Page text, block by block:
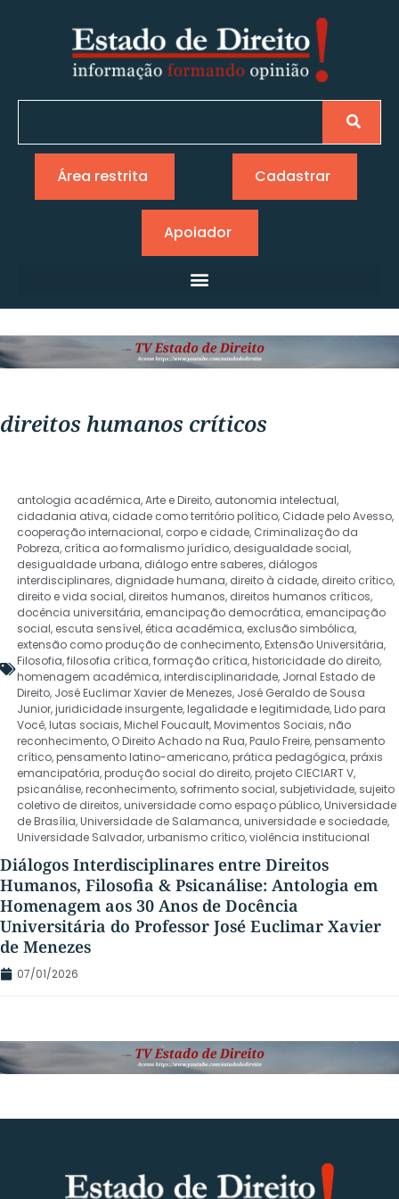
Área restrita Cadastrar
Apoiador
direitos humanos críticos
antologia acadêmica,Arte e Direito, autonomia intelectual,
cidadania ativa, cidade como território político, Cidade pelo Avesso,
cooperação internacional, corpo e cidade, Criminalização da
Pobreza, crítica ao formalismo jurídico, desigualdade social,
desigualdade urbana, diálogo entre saberes, diálogos
interdisciplinares, dignidade humana, direito à cidade, direito crítico,
direito e vida social, direitos humanos, direitos humanos críticos,
docência universitária, emancipação democrática, emancipação
social, escuta sensível, ética acadêmica, exclusão simbólica,
extensão como produção de conhecimento,Extensão Universitária,
Filosofia,filosofia crítica,formação crítica,historicidade do direito,
homenagem acadêmica,interdisciplinaridade, Jornal Estado de
Direito, José Euclimar Xavier de Menezes, José Geraldo de Sousa
Junior,juridicidade insurgente,legalidade e legitimidade,Lido para
Você,lutas sociais,Michel Foucault,Movimentos Sociais,não
reconhecimento, O Direito Achado na Rua,Paulo Freire,pensamento
crítico,pensamento latino-americano,prática pedagógica,práxis
emancipatória,produção social do direito,projeto CIECIART V,
psicanálise,reconhecimento, sofrimento social, subjetividade, sujeito
coletivo de direitos,universidade como espaço público,Universidade
de Brasília,Universidade de Salamanca,universidade e sociedade,
Universidade Salvador,urbanismo crítico,violência institucional
Diálogos Interdisciplinares entre Direitos
Humanos, Filosofia & Psicanálise: Antologia em
Homenagem aos 30 Anos de Docência
Universitária do Professor José Euclimar Xavier
de Menezes
07/01/2026